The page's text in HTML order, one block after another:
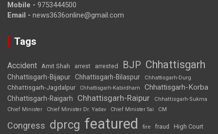
Mobile - 9753444500
Email - news3636online@gmail.com
Tags
Accident Amit Shah arrest arrested BJP Chhattisgarh
Chhattisgarh-Bijapur Chhattisgarh-Bilaspur Chhattisgarh-Durg
Chhattisgarh-Jagdalpur Chhattisgarh-Kabirdham Chhattisgarh-Korba
Chhattisgarh-Raigarh Chhattisgarh-Raipur
Chhattisgarh-Sukma
Chief Minister
Chief Minister Dr. Yadav Chief Minister Sai CM
Congress dprcg featured fire fraud High Court